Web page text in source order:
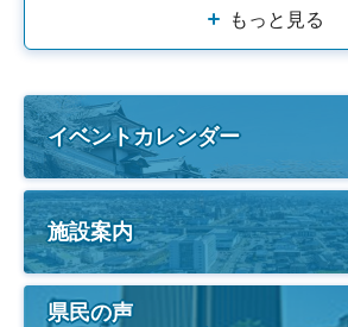
もっと見る
イベントカレンダー
施設案内
県民の声